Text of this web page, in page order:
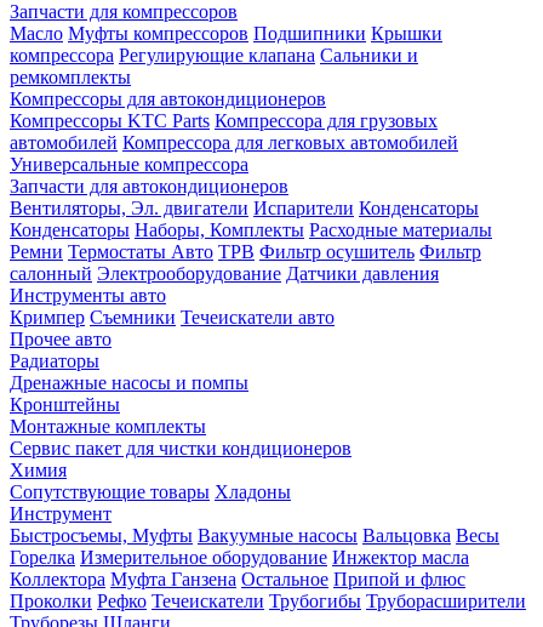
Запчасти для компрессоров
Масло Муфты компрессоров Подшипники Крышки
компрессора Регулирующие клапана Сальники и
ремкомплекты
Компрессоры для автокондиционеров
Компрессоры KTC Parts Компрессора для грузовых
автомобилей Компрессора для легковых автомобилей
Универсальные компрессора
Запчасти для автокондиционеров
Вентиляторы, Эл. двигатели Испарители Конденсаторы
Конденсаторы Наборы, Комплекты Расходные материалы
Ремни Термостаты Авто ТРВ Фильтр осушитель Фильтр
салонный Электрооборудование Датчики давления
Инструменты авто
Кримпер Съемники Течеискатели авто
Прочее авто
Радиаторы
Дренажные насосы и помпы
Кронштейны
Монтажные комплекты
Сервис пакет для чистки кондиционеров
Химия
Сопутствующие товары Хладоны
Инструмент
Быстросъемы, Муфты Вакуумные насосы Вальцовка Весы
Горелка Измерительное оборудование Инжектор масла
Коллектора Муфта Ганзена Остальное Припой и флюс
Проколки Рефко Течеискатели Трубогибы Труборасширители
Труборезы Шланги